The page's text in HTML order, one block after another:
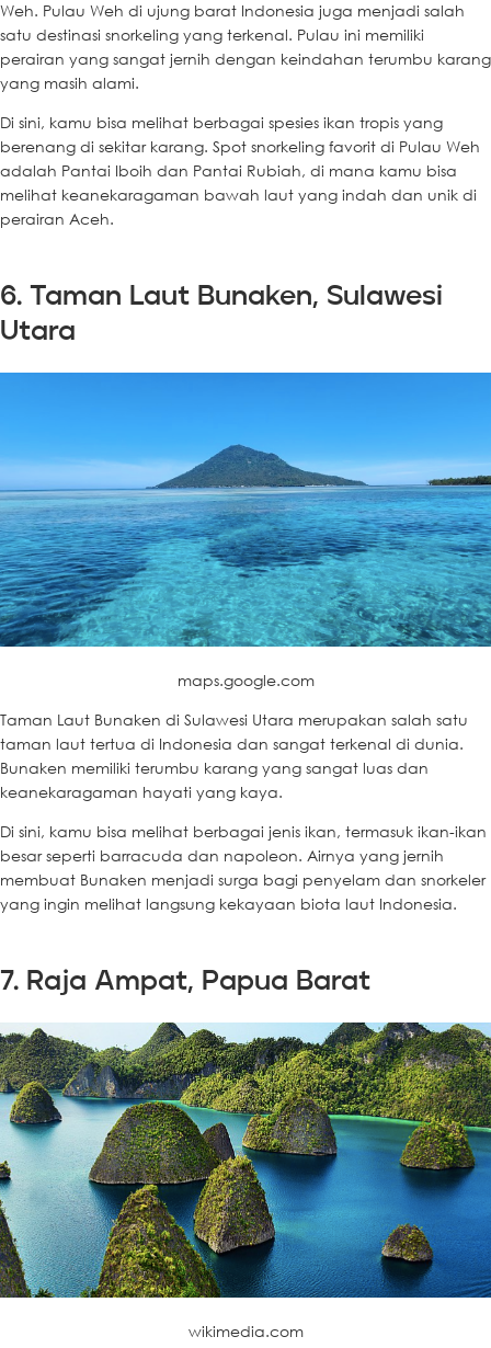
Weh. Pulau Weh di ujung barat Indonesia juga menjadi salah
satu destinasi snorkeling yang terkenal. Pulau ini memiliki
perairan yang sangat jernih dengan keindahan terumbu karang
yang masih alami.
Di sini, kamu bisa melihat berbagai spesies ikan tropis yang
berenang di sekitar karang. Spot snorkeling favorit di Pulau Weh
adalah Pantai Iboih dan Pantai Rubiah, di mana kamu bisa
melihat keanekaragaman bawah laut yang indah dan unik di
perairan Aceh.
6. Taman Laut Bunaken, Sulawesi
Utara
maps.google.com
Taman Laut Bunaken di Sulawesi Utara merupakan salah satu
taman laut tertua di Indonesia dan sangat terkenal di dunia.
Bunaken memiliki terumbu karang yang sangat luas dan
keanekaragaman hayati yang kaya.
Di sini, kamu bisa melihat berbagai jenis ikan, termasuk ikan-ikan
besar seperti barracuda dan napoleon. Airnya yang jernih
membuat Bunaken menjadi surga bagi penyelam dan snorkeler
yang ingin melihat langsung kekayaan biota laut Indonesia.
7. Raja Ampat, Papua Barat
wikimedia.com